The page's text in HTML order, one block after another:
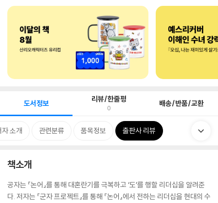
도서정보 리뷰/한줄평
0 배송/반품/교환
자 소개 관련분류 품목정보 출판사 리뷰
책소개
공자는 『논어』를 통해 대혼란기를 극복하고 ‘도’를 행할 리더십을 알려준
다. 저자는 『군자 프로젝트』를 통해 『논어』에서 전하는 리더십을 현대의 수